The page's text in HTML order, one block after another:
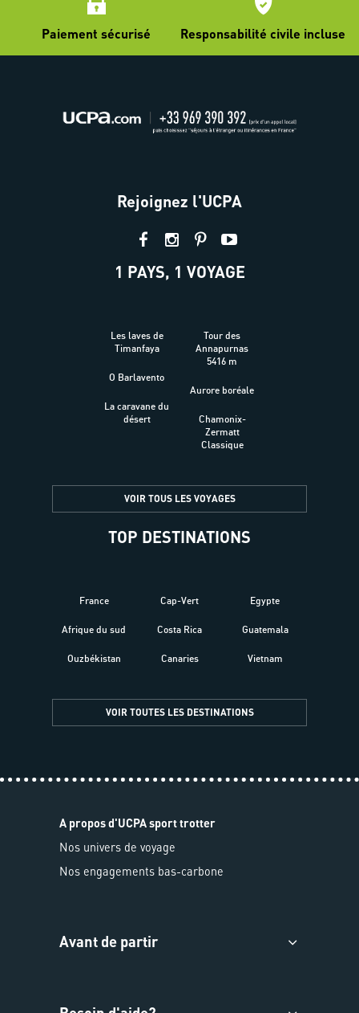
Paiement sécurisé Responsabilité civile incluse
Rejoignez l'UCPA
1 PAYS, 1 VOYAGE
Les laves de
Timanfaya
O Barlavento
La caravane du
désert
Tour des
Annapurnas
5416 m
Aurore boréale
Chamonix-
Zermatt
Classique
VOIR TOUS LES VOYAGES
TOP DESTINATIONS
France
Afrique du sud
Ouzbékistan
Cap-Vert
Costa Rica
Canaries
Egypte
Guatemala
Vietnam
VOIR TOUTES LES DESTINATIONS
A propos d'UCPA sport trotter
Nos univers de voyage
Nos engagements bas-carbone
Avant de partir